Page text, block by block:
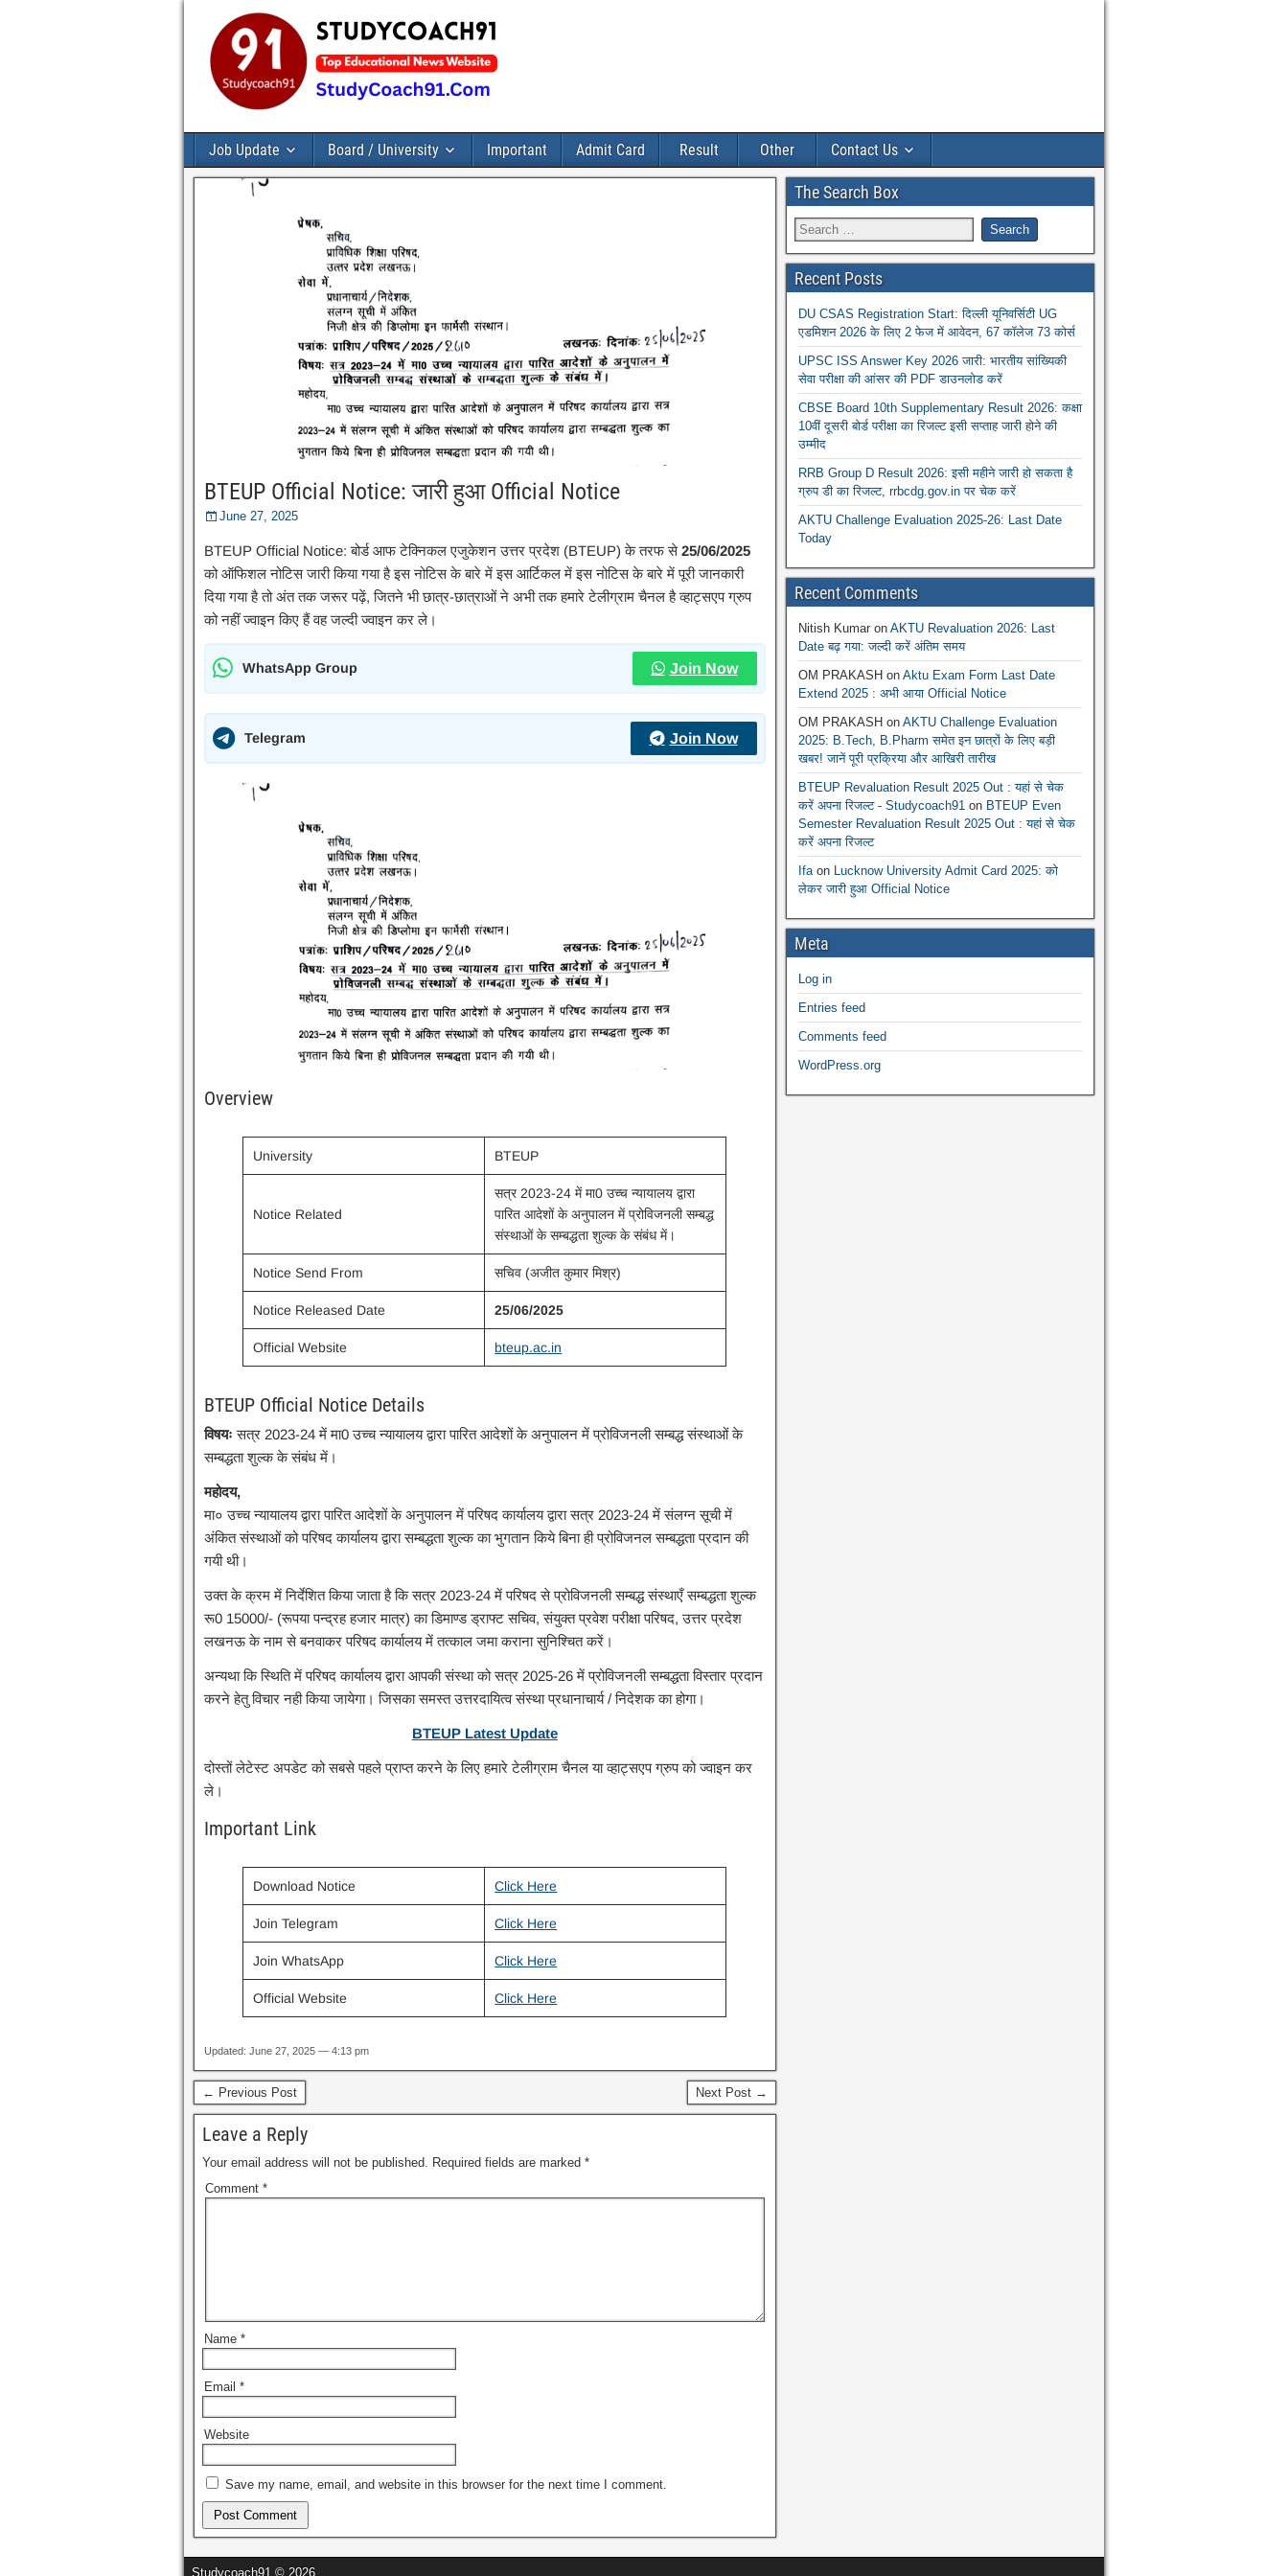
Job Update Board / University Important Admit Card Result Other Contact Us
BTEUP Official Notice: जारी हुआ Official Notice
June 27, 2025
BTEUP Official Notice: बोर्ड आफ टेक्निकल एजुकेशन उत्तर प्रदेश (BTEUP) के तरफ से25/06/2025
को ऑफिशल नोटिस जारी किया गया है इस नोटिस के बारे में इस आर्टिकल में इस नोटिस के बारे में पूरी जानकारी
दिया गया है तो अंत तक जरूर पढ़ें, जितने भी छात्र-छात्राओं ने अभी तक हमारे टेलीग्राम चैनल है व्हाट्सएप ग्रुप
को नहीं ज्वाइन किए हैं वह जल्दी ज्वाइन कर ले।
WhatsApp Group Join Now
Telegram Join Now
Overview
University BTEUP
Notice Related
सत्र 2023-24 में मा0 उच्च न्यायालय द्वारा
पारित आदेशों के अनुपालन में प्रोविजनली सम्बद्ध
संस्थाओं के सम्बद्धता शुल्क के संबंध में।
Notice Send From सचिव (अजीत कुमार मिश्र)
Notice Released Date 25/06/2025
Official Website bteup.ac.in
BTEUP Official Notice Details
विषयः सत्र 2023-24 में मा0 उच्च न्यायालय द्वारा पारित आदेशों के अनुपालन में प्रोविजनली सम्बद्ध संस्थाओं के
सम्बद्धता शुल्क के संबंध में।
महोदय,
मा० उच्च न्यायालय द्वारा पारित आदेशों के अनुपालन में परिषद कार्यालय द्वारा सत्र 2023-24 में संलग्न सूची में
अंकित संस्थाओं को परिषद कार्यालय द्वारा सम्बद्धता शुल्क का भुगतान किये बिना ही प्रोविजनल सम्बद्धता प्रदान की
गयी थी।
उक्त के क्रम में निर्देशित किया जाता है कि सत्र 2023-24 में परिषद से प्रोविजनली सम्बद्ध संस्थाएँ सम्बद्धता शुल्क
रू0 15000/- (रूपया पन्द्रह हजार मात्र) का डिमाण्ड ड्राफ्ट सचिव, संयुक्त प्रवेश परीक्षा परिषद, उत्तर प्रदेश
लखनऊ के नाम से बनवाकर परिषद कार्यालय में तत्काल जमा कराना सुनिश्चित करें।
अन्यथा कि स्थिति में परिषद कार्यालय द्वारा आपकी संस्था को सत्र 2025-26 में प्रोविजनली सम्बद्धता विस्तार प्रदान
करने हेतु विचार नही किया जायेगा। जिसका समस्त उत्तरदायित्व संस्था प्रधानाचार्य / निदेशक का होगा।
BTEUP Latest Update
दोस्तों लेटेस्ट अपडेट को सबसे पहले प्राप्त करने के लिए हमारे टेलीग्राम चैनल या व्हाट्सएप ग्रुप को ज्वाइन कर
ले।
Important Link
Download Notice Click Here
Join Telegram Click Here
Join WhatsApp Click Here
Official Website Click Here
Updated: June 27, 2025 — 4:13 pm
← Previous Post Next Post →
Leave a Reply
Your email address will not be published. Required fields are marked *
Comment *
Name *
Email *
Website
Save my name, email, and website in this browser for the next time I comment.
The Search Box
Recent Posts
DU CSAS Registration Start: दिल्ली यूनिवर्सिटी UG
एडमिशन 2026 के लिए 2 फेज में आवेदन, 67 कॉलेज 73 कोर्स
UPSC ISS Answer Key 2026 जारी: भारतीय सांख्यिकी
सेवा परीक्षा की आंसर की PDF डाउनलोड करें
CBSE Board 10th Supplementary Result 2026: कक्षा
10वीं दूसरी बोर्ड परीक्षा का रिजल्ट इसी सप्ताह जारी होने की
उम्मीद
RRB Group D Result 2026: इसी महीने जारी हो सकता है
ग्रुप डी का रिजल्ट, rrbcdg.gov.in पर चेक करें
AKTU Challenge Evaluation 2025-26: Last Date
Today
Recent Comments
Nitish Kumaron AKTU Revaluation 2026: Last
Date बढ़ गया: जल्दी करें अंतिम समय
OM PRAKASH on Aktu Exam Form Last Date
Extend 2025 : अभी आया Official Notice
OM PRAKASH on AKTU Challenge Evaluation
2025: B.Tech, B.Pharm समेत इन छात्रों के लिए बड़ी
खबर! जानें पूरी प्रक्रिया और आखिरी तारीख
BTEUP Revaluation Result 2025 Out : यहां से चेक
करें अपना रिजल्ट - Studycoach91on BTEUP Even
Semester Revaluation Result 2025 Out : यहां से चेक
करें अपना रिजल्ट
Ifaon Lucknow University Admit Card 2025: को
लेकर जारी हुआ Official Notice
Meta
Log in
Entries feed
Comments feed
WordPress.org
Studycoach91 © 2026